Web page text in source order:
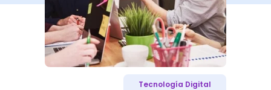
Tecnología Digital